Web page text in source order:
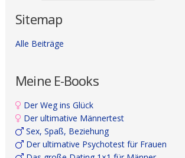
Sitemap
Alle Beiträge
Meine E-Books
Der Weg ins Glück
Der ultimative Männertest
Sex, Spaß, Beziehung
Der ultimative Psychotest für Frauen